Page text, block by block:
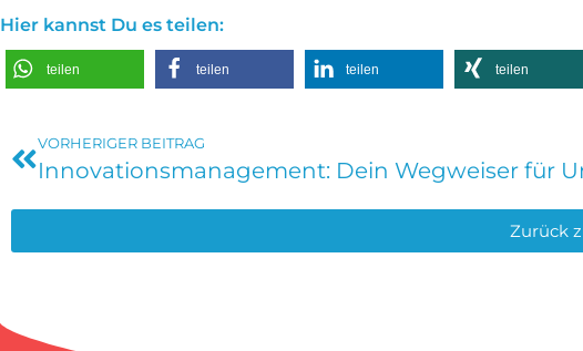
Hier kannst Du es teilen:
teilen teilen teilen teilen
VORHERIGER BEITRAG
Zurück